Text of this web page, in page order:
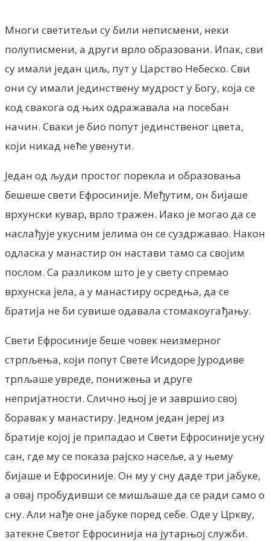
Многи светитељи су били неписмени, неки
полуписмени, а други врло образовани. Ипак, сви
су имали један циљ, пут у Царство Небеско. Сви
они су имали јединствену мудрост у Богу, која се
код свакога од њих одражавала на посебан
начин. Сваки је био попут јединственог цвета,
који никад неће увенути.
Један од људи простог порекла и образовања
бешеше свети Ефросиније. Међутим, он бијаше
врхунски кувар, врло тражен. Иако је могао да се
наслађује укусним јелима он се суздржавао. Након
одласка у манастир он настави тамо са својим
послом. Са разликом што је у свету спремао
врхунска јела, а у манастиру осредња, да се
братија не би сувише одавала стомакоугађању.
Свети Ефросиније беше човек неизмерног
стрпљења, који попут Свете Исидоре Јуродиве
трпљаше увреде, понижења и друге
непријатности. Слично њој је и завршио свој
боравак у манастиру. Једном један јереј из
братије којој је припадао и Свети Ефросиније усну
сан, где му се показа рајско насеље, а у њему
бијаше и Ефросиније. Он му у сну даде три јабуке,
а овај пробудивши се мишљаше да се ради само о
сну. Али нађе оне јабуке поред себе. Оде у Цркву,
затекне Светог Ефросинија на јутарњој служби.